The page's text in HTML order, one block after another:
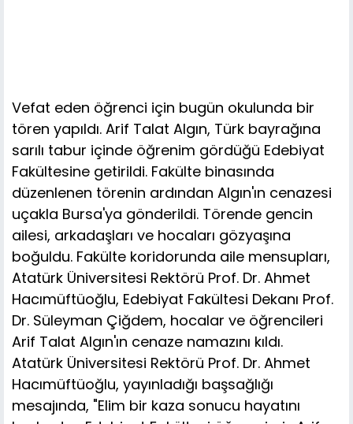
Vefat eden öğrenci için bugün okulunda bir
tören yapıldı. Arif Talat Algın, Türk bayrağına
sarılı tabur içinde öğrenim gördüğü Edebiyat
Fakültesine getirildi. Fakülte binasında
düzenlenen törenin ardından Algın'ın cenazesi
uçakla Bursa'ya gönderildi. Törende gencin
ailesi, arkadaşları ve hocaları gözyaşına
boğuldu. Fakülte koridorunda aile mensupları,
Atatürk Üniversitesi Rektörü Prof. Dr. Ahmet
Hacımüftüoğlu, Edebiyat Fakültesi Dekanı Prof.
Dr. Süleyman Çiğdem, hocalar ve öğrencileri
Arif Talat Algın'ın cenaze namazını kıldı.
Atatürk Üniversitesi Rektörü Prof. Dr. Ahmet
Hacımüftüoğlu, yayınladığı başsağlığı
mesajında, "Elim bir kaza sonucu hayatını